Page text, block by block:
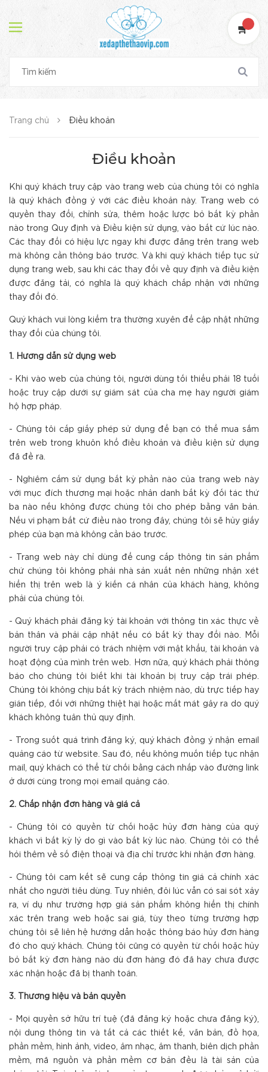
Trang chủ Điều khoản
Điều khoản
Khi quý khách truy cập vào trang web của chúng tôi có nghĩa
là quý khách đồng ý với các điều khoản này. Trang web có
quyền thay đổi, chỉnh sửa, thêm hoặc lược bỏ bất kỳ phần
nào trong Quy định và Điều kiện sử dụng, vào bất cứ lúc nào.
Các thay đổi có hiệu lực ngay khi được đăng trên trang web
mà không cần thông báo trước. Và khi quý khách tiếp tục sử
dụng trang web, sau khi các thay đổi về quy định và điều kiện
được đăng tải, có nghĩa là quý khách chấp nhận với những
thay đổi đó.
Quý khách vui lòng kiểm tra thường xuyên để cập nhật những
thay đổi của chúng tôi.
1. Hướng dẫn sử dụng web
- Khi vào web của chúng tôi, người dùng tối thiểu phải 18 tuổi
hoặc truy cập dưới sự giám sát của cha mẹ hay người giám
hộ hợp pháp.
- Chúng tôi cấp giấy phép sử dụng để bạn có thể mua sắm
trên web trong khuôn khổ điều khoản và điều kiện sử dụng
đã đề ra.
- Nghiêm cấm sử dụng bất kỳ phần nào của trang web này
với mục đích thương mại hoặc nhân danh bất kỳ đối tác thứ
ba nào nếu không được chúng tôi cho phép bằng văn bản.
Nếu vi phạm bất cứ điều nào trong đây, chúng tôi sẽ hủy giấy
phép của bạn mà không cần báo trước.
- Trang web này chỉ dùng để cung cấp thông tin sản phẩm
chứ chúng tôi không phải nhà sản xuất nên những nhận xét
hiển thị trên web là ý kiến cá nhân của khách hàng, không
phải của chúng tôi.
- Quý khách phải đăng ký tài khoản với thông tin xác thực về
bản thân và phải cập nhật nếu có bất kỳ thay đổi nào. Mỗi
người truy cập phải có trách nhiệm với mật khẩu, tài khoản và
hoạt động của mình trên web. Hơn nữa, quý khách phải thông
báo cho chúng tôi biết khi tài khoản bị truy cập trái phép.
Chúng tôi không chịu bất kỳ trách nhiệm nào, dù trực tiếp hay
gián tiếp, đối với những thiệt hại hoặc mất mát gây ra do quý
khách không tuân thủ quy định.
- Trong suốt quá trình đăng ký, quý khách đồng ý nhận email
quảng cáo từ website. Sau đó, nếu không muốn tiếp tục nhận
mail, quý khách có thể từ chối bằng cách nhấp vào đường link
ở dưới cùng trong mọi email quảng cáo.
2. Chấp nhận đơn hàng và giá cả
- Chúng tôi có quyền từ chối hoặc hủy đơn hàng của quý
khách vì bất kỳ lý do gì vào bất kỳ lúc nào. Chúng tôi có thể
hỏi thêm về số điện thoại và địa chỉ trước khi nhận đơn hàng.
- Chúng tôi cam kết sẽ cung cấp thông tin giá cả chính xác
nhất cho người tiêu dùng. Tuy nhiên, đôi lúc vẫn có sai sót xảy
ra, ví dụ như trường hợp giá sản phẩm không hiển thị chính
xác trên trang web hoặc sai giá, tùy theo từng trường hợp
chúng tôi sẽ liên hệ hướng dẫn hoặc thông báo hủy đơn hàng
đó cho quý khách. Chúng tôi cũng có quyền từ chối hoặc hủy
bỏ bất kỳ đơn hàng nào dù đơn hàng đó đã hay chưa được
xác nhận hoặc đã bị thanh toán.
3. Thương hiệu và bản quyền
- Mọi quyền sở hữu trí tuệ (đã đăng ký hoặc chưa đăng ký),
nội dung thông tin và tất cả các thiết kế, văn bản, đồ họa,
phần mềm, hình ảnh, video, âm nhạc, âm thanh, biên dịch phần
mềm, mã nguồn và phần mềm cơ bản đều là tài sản của